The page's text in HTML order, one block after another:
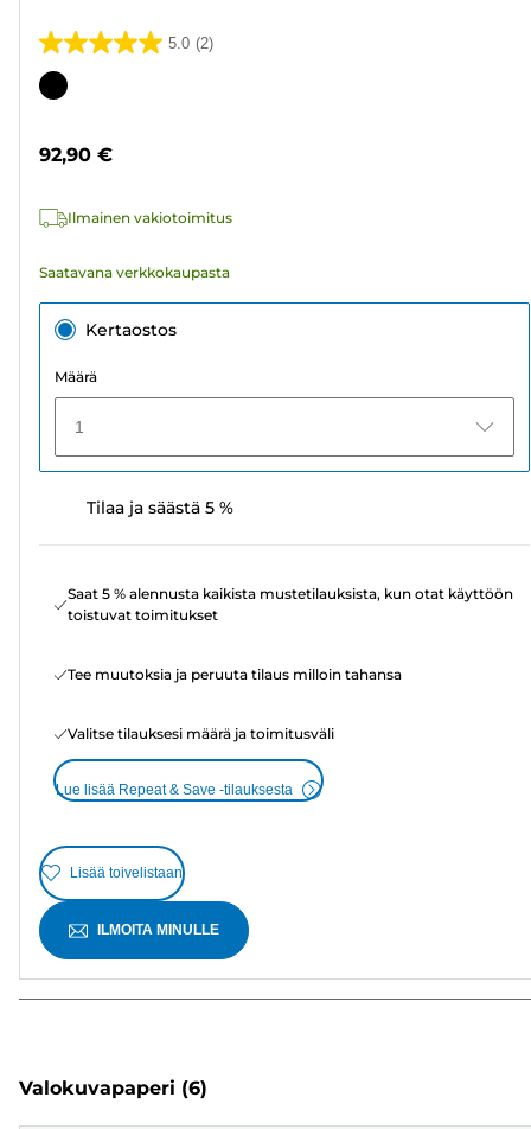
5.0 (2)
5.0/5
tähteä.
Värikasetti
92,90 €
Ilmainen vakiotoimitus
Saatavana verkkokaupasta
Kertaostos
Määrä
1
Tilaa ja säästä 5 %
Saat 5 % alennusta kaikista mustetilauksista, kun otat käyttöön
toistuvat toimitukset
Tee muutoksia ja peruuta tilaus milloin tahansa
Valitse tilauksesi määrä ja toimitusväli
Lue lisää Repeat & Save -tilauksesta
Lisää toivelistaan
ILMOITA MINULLE
Valokuvapaperi (6)